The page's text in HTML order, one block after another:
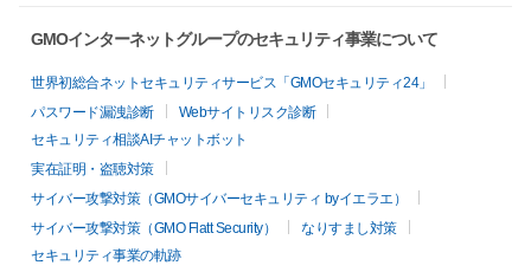
GMOインターネットグループのセキュリティ事業について
世界初総合ネットセキュリティサービス「GMOセキュリティ24」
パスワード漏洩診断
Webサイトリスク診断
セキュリティ相談AIチャットボット
実在証明・盗聴対策
サイバー攻撃対策（GMOサイバーセキュリティ byイエラエ）
サイバー攻撃対策（GMO Flatt Security）
なりすまし対策
セキュリティ事業の軌跡